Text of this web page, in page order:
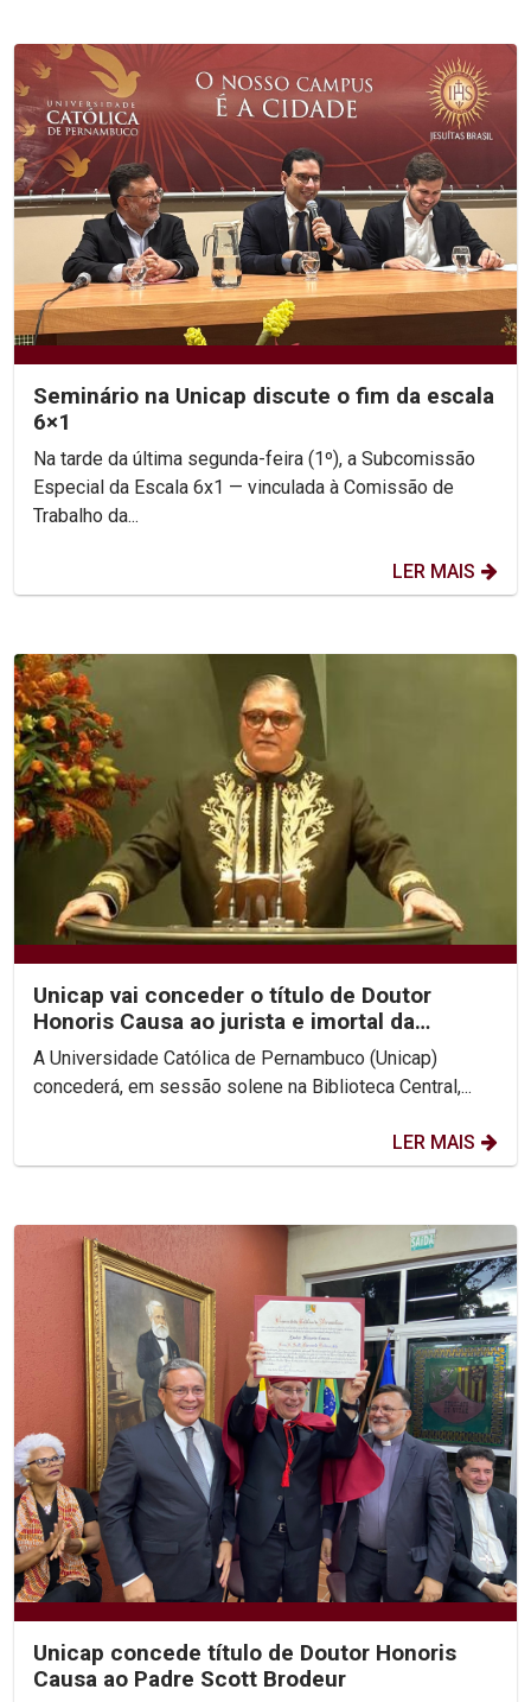
Seminário na Unicap discute o fim da escala
6×1
Na tarde da última segunda-feira (1º), a Subcomissão
Especial da Escala 6x1 — vinculada à Comissão de
Trabalho da...
LER MAIS
Unicap vai conceder o título de Doutor
Honoris Causa ao jurista e imortal da
Academia Brasileira...
A Universidade Católica de Pernambuco (Unicap)
concederá, em sessão solene na Biblioteca Central,...
LER MAIS
Unicap concede título de Doutor Honoris
Causa ao Padre Scott Brodeur